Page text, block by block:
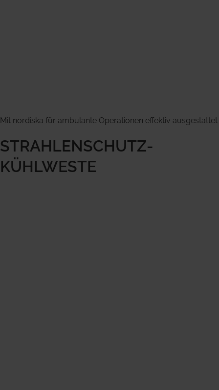
Mit nordiska für ambulante Operationen effektiv ausgestattet
STRAHLENSCHUTZ-
KÜHLWESTE